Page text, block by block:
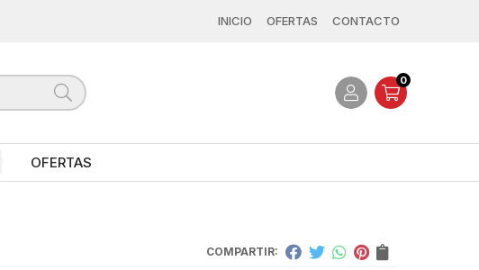
INICIO OFERTAS CONTACTO
0
OFERTAS
COMPARTIR: